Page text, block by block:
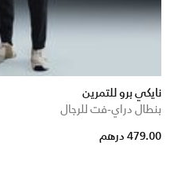
نايكي برو للتمرين
بنطال دراي-فت للرجال
479.00 درهم